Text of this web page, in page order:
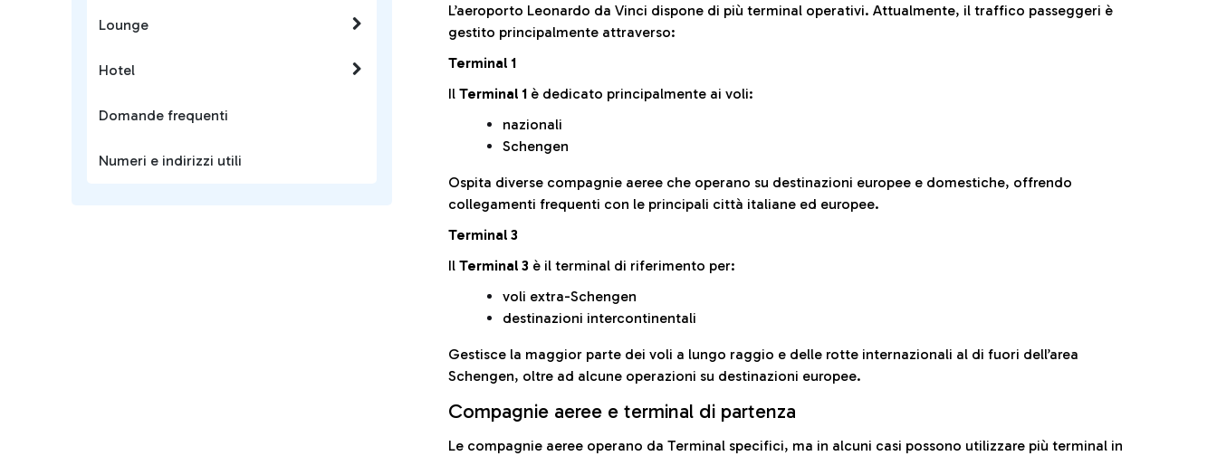
Lounge
Hotel
Domande frequenti
Numeri e indirizzi utili
L’aeroporto Leonardo da Vinci dispone di più terminal operativi. Attualmente, il traffico passeggeri è
gestito principalmente attraverso:
Terminal 1
Il Terminal 1 è dedicato principalmente ai voli:
nazionali
Schengen
Ospita diverse compagnie aeree che operano su destinazioni europee e domestiche, offrendo
collegamenti frequenti con le principali città italiane ed europee.
Terminal 3
Il Terminal 3 è il terminal di riferimento per:
voli extra-Schengen
destinazioni intercontinentali
Gestisce la maggior parte dei voli a lungo raggio e delle rotte internazionali al di fuori dell’area
Schengen, oltre ad alcune operazioni su destinazioni europee.
Compagnie aeree e terminal di partenza
Le compagnie aeree operano da Terminal specifici, ma in alcuni casi possono utilizzare più terminal in